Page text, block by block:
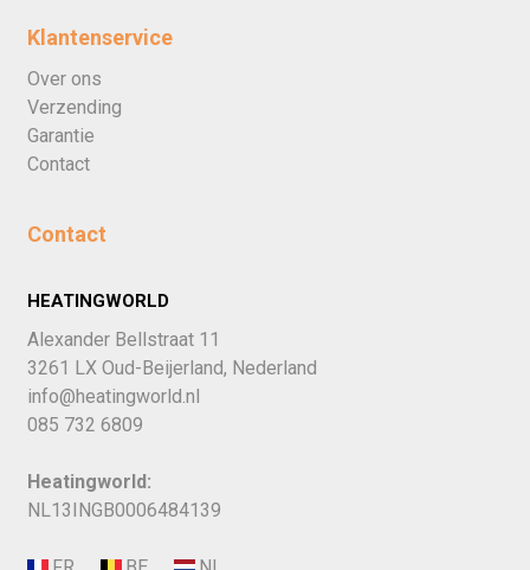
Klantenservice
Over ons
Verzending
Garantie
Contact
Contact
HEATINGWORLD
Alexander Bellstraat 11
3261 LX Oud-Beijerland, Nederland
info@heatingworld.nl
085 732 6809
Heatingworld:
NL13INGB0006484139